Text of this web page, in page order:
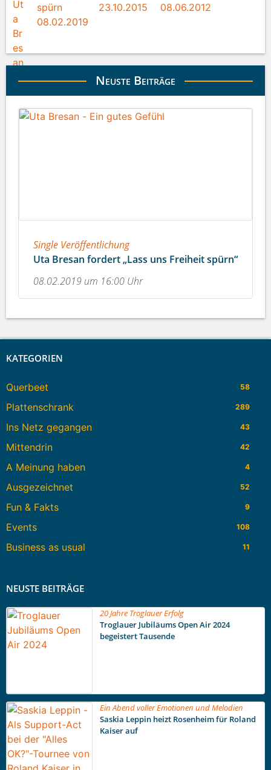
spürn
08.02.2019
23.10.2015
08.06.2012
Neuste Beiträge
Single Veröffentlichung
Uta Bresan fordert „Lass uns Freiheit spürn“
08.02.2019 um 16:00 Uhr
KATEGORIEN
Querbeet 58
Plattenschrank 289
Ins Netz gegangen 43
Mittendrin 42
A Meinung haben 4
Ausgezeichnet 52
Fun & Fakts 9
Events 108
Business as usual 11
NEUSTE BEITRÄGE
20 Jahre Troglauer Erfolg
Troglauer Jubiläums Open Air 2024
begeistert Tausende
Ein Abend voller Emotionen und Melodien
Saskia Leppin heizt Rosenheim für Roland
Kaiser auf